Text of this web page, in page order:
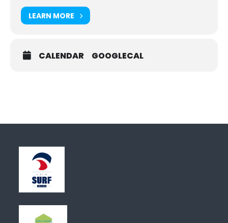
LEARN MORE
CALENDAR GOOGLECAL